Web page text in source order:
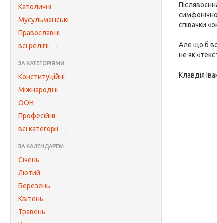
Католичні
Мусульманські
Православні
всі релігії →
ЗА КАТЕГОРІЯМИ
Конституційні
Міжнародні
ООН
Професійні
всі категорії →
ЗА КАЛЕНДАРЕМ
Січень
Лютий
Березень
Квітень
Травень
співачки
Але що б
не як
Клавдія